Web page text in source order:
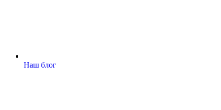
Наш блог